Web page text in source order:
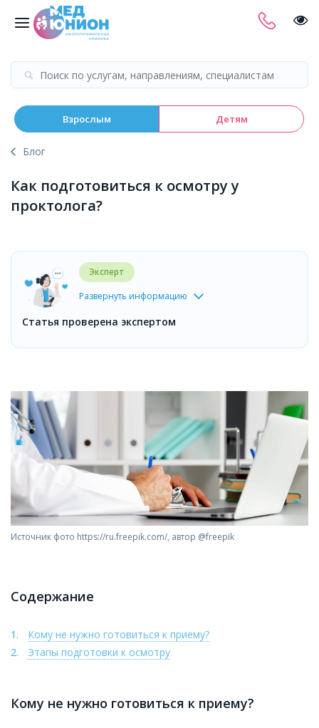
Взрослым Детям
Блог
Как подготовиться к осмотру у
проктолога?
Эксперт
Развернуть информацию
Статья проверена экспертом
Источник фото https://ru.freepik.com/, автор @freepik
Содержание
Кому не нужно готовиться к приему?
Этапы подготовки к осмотру
Кому не нужно готовиться к приему?